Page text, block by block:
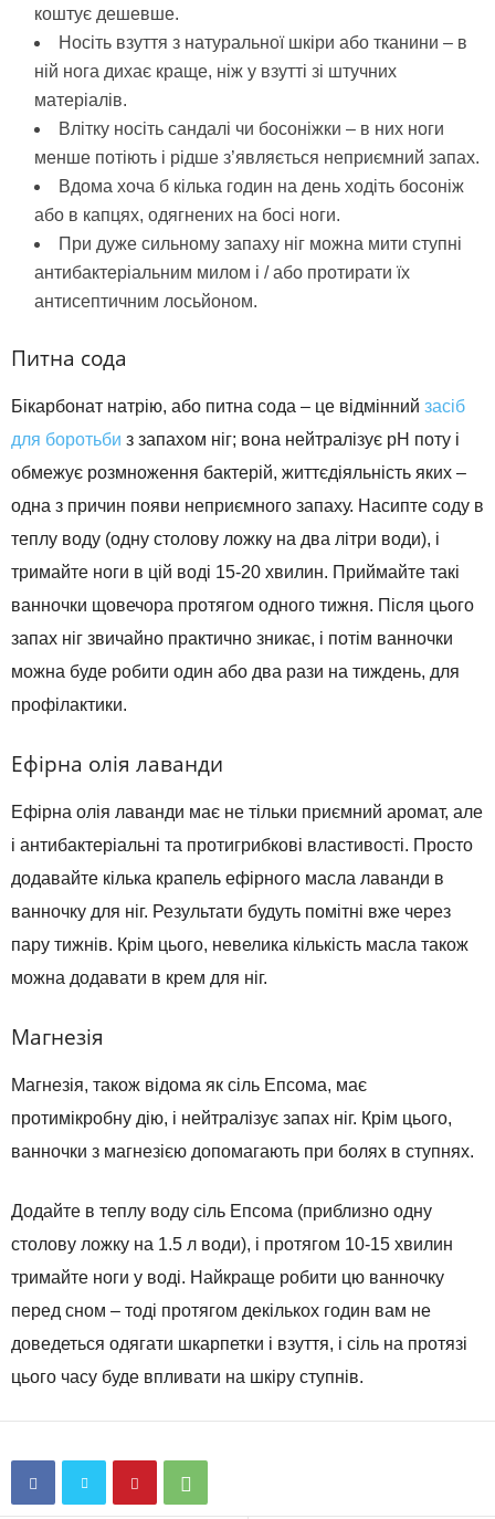
коштує дешевше.
Носіть взуття з натуральної шкіри або тканини – в
ній нога дихає краще, ніж у взутті зі штучних
матеріалів.
Влітку носіть сандалі чи босоніжки – в них ноги
менше потіють і рідше з’являється неприємний запах.
Вдома хоча б кілька годин на день ходіть босоніж
або в капцях, одягнених на босі ноги.
При дуже сильному запаху ніг можна мити ступні
антибактеріальним милом і / або протирати їх
антисептичним лосьйоном.
Питна сода
Бікарбонат натрію, або питна сода – це відмінний засіб
для боротьби з запахом ніг; вона нейтралізує рН поту і
обмежує розмноження бактерій, життєдіяльність яких –
одна з причин появи неприємного запаху. Насипте соду в
теплу воду (одну столову ложку на два літри води), і
тримайте ноги в цій воді 15-20 хвилин. Приймайте такі
ванночки щовечора протягом одного тижня. Після цього
запах ніг звичайно практично зникає, і потім ванночки
можна буде робити один або два рази на тиждень, для
профілактики.
Ефірна олія лаванди
Ефірна олія лаванди має не тільки приємний аромат, але
і антибактеріальні та протигрибкові властивості. Просто
додавайте кілька крапель ефірного масла лаванди в
ванночку для ніг. Результати будуть помітні вже через
пару тижнів. Крім цього, невелика кількість масла також
можна додавати в крем для ніг.
Магнезія
Магнезія, також відома як сіль Епсома, має
протимікробну дію, і нейтралізує запах ніг. Крім цього,
ванночки з магнезією допомагають при болях в ступнях.
Додайте в теплу воду сіль Епсома (приблизно одну
столову ложку на 1.5 л води), і протягом 10-15 хвилин
тримайте ноги у воді. Найкраще робити цю ванночку
перед сном – тоді протягом декількох годин вам не
доведеться одягати шкарпетки і взуття, і сіль на протязі
цього часу буде впливати на шкіру ступнів.